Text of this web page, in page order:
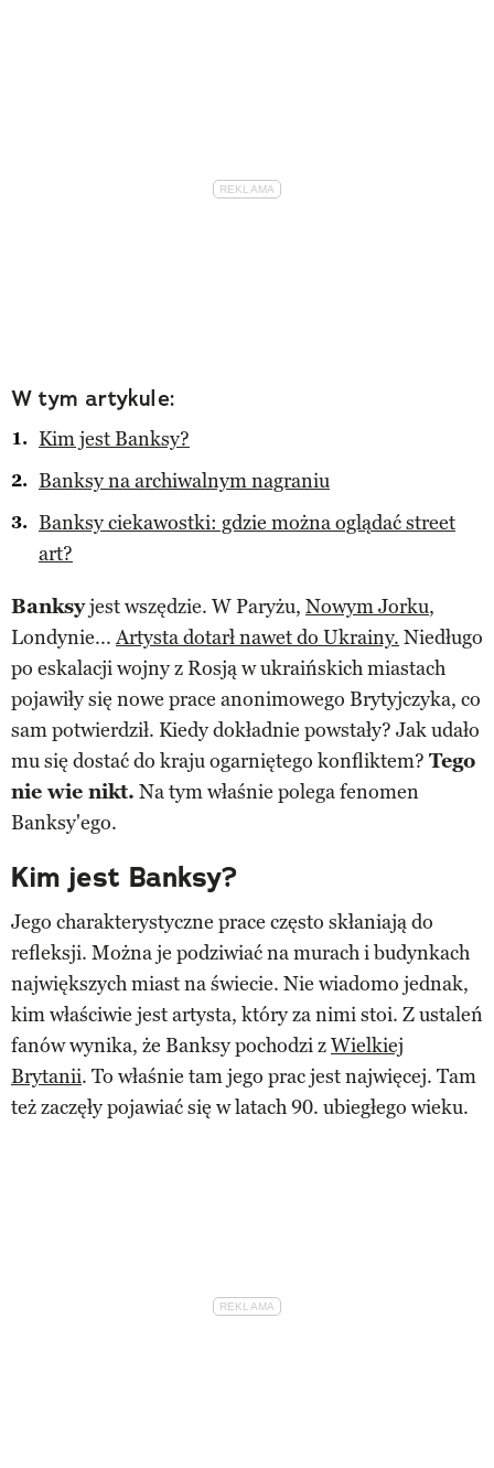
W tym artykule:
Kim jest Banksy?
Banksy na archiwalnym nagraniu
Banksy ciekawostki: gdzie można oglądać street
art?
Banksyjest wszędzie. W Paryżu, Nowym Jorku,
Londynie...Artysta dotarł nawet do Ukrainy. Niedługo
po eskalacji wojny z Rosją w ukraińskich miastach
pojawiły się nowe prace anonimowego Brytyjczyka, co
sam potwierdził. Kiedy dokładnie powstały? Jak udało
mu się dostać do kraju ogarniętego konfliktem? Tego
nie wie nikt. Na tym właśnie polega fenomen
Banksy'ego.
Kim jest Banksy?
Jego charakterystyczne prace często skłaniają do
refleksji. Można je podziwiać na murach i budynkach
największych miast na świecie. Nie wiadomo jednak,
kim właściwie jest artysta, który za nimi stoi. Z ustaleń
fanów wynika, że Banksy pochodzi zWielkiej
Brytanii. To właśnie tam jego prac jest najwięcej. Tam
też zaczęły pojawiać się w latach 90. ubiegłego wieku.